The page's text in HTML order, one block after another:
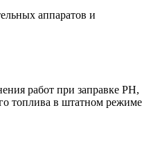
аппаратов и
работ при заправке РН,
топлива в штатном режиме